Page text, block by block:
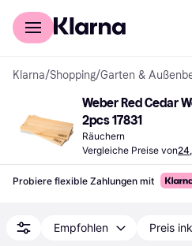
Für Shopper
Klarna/Shopping/Garten &
Weber Red Cedar
2pcs 17831
Räuchern
Vergleiche Preise von
Probiere flexible Zahlungen mit
Empfohlen Preis